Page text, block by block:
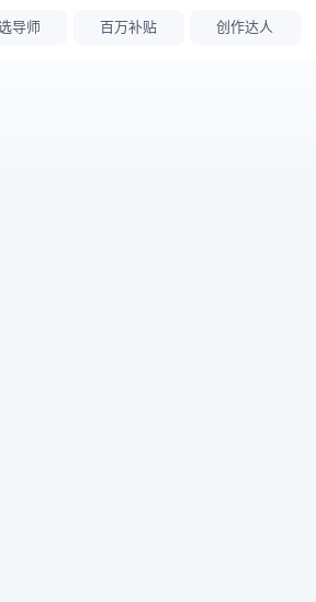
导师 百万补贴 创作达人